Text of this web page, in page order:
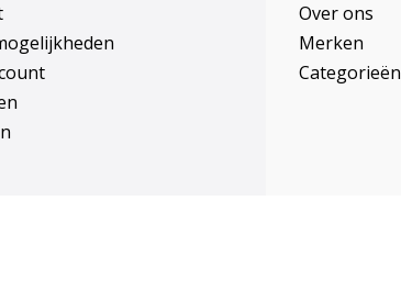
Over ons
Merken
Categorieën